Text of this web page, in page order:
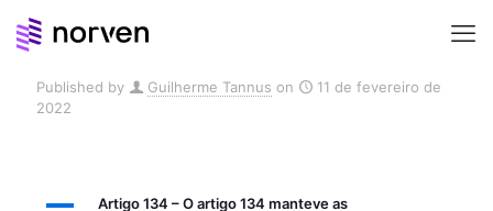
Published by Guilherme Tannus on
11 de fevereiro de
2022
Artigo 134 – O artigo 134 manteve as